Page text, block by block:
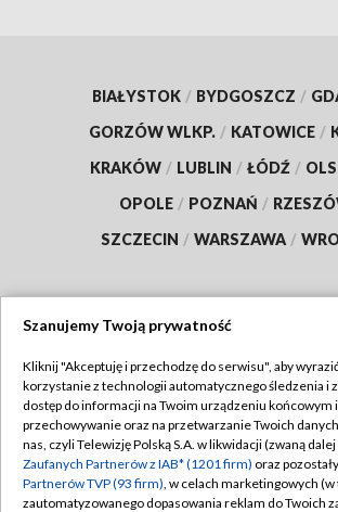
BIAŁYSTOK / BYDGOSZCZ /
GORZÓW WLKP. / KATOWICE /
KRAKÓW / LUBLIN / ŁÓDŹ /
OPOLE / POZNAŃ /
SZCZECIN / WARSZAWA /
TVP
Abonament TVP
Emisja w TVP
Centrum informacji TVP
Regulamin TVP
Polityka prywatności
Moje zgody
Szanujemy Twoją prywatność
Kliknij "Akceptuję i przechodzę do serwisu", aby
korzystanie z technologii automatycznego śledzenia i
dostęp do informacji na Twoim urządzeniu końcowym
przechowywanie oraz na przetwarzanie Twoich
nas, czyli Telewizję Polską S.A. w likwidacji (zwaną dalej
Zaufanych Partnerów z IAB* (1201 firm) oraz
Partnerów TVP (93 firm), w celach marketingowych (w
zautomatyzowanego dopasowania reklam do Twoich